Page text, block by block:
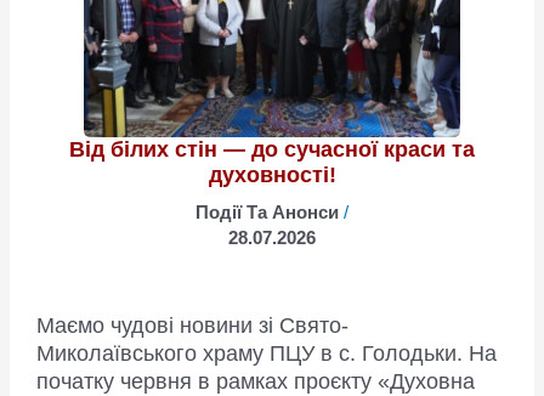
Від білих стін — до сучасної краси та
духовності!
Події Та Анонси /
28.07.2026
Маємо чудові новини зі Свято-
Миколаївського храму ПЦУ в с. Голодьки. На
початку червня в рамках проєкту «Духовна